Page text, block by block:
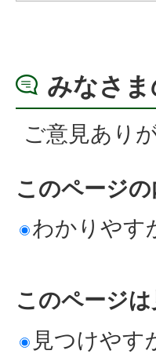
みなさ
ご意見あり
このページ
わかりやす
このページ
見つけやす